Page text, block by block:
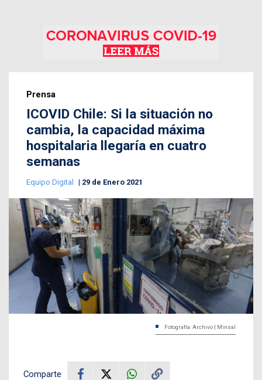
Prensa
ICOVID Chile: Si la situación no
cambia, la capacidad máxima
hospitalaria llegaría en cuatro
semanas
Equipo Digital 29 de Enero 2021
Fotografía: Archivo | Minsal
Comparte